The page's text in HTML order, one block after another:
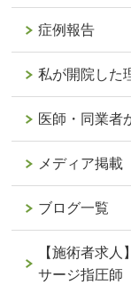
症例報告
私が開院した
医師・同業者
メディア掲載
ブログ一覧
【施術者求
サージ指圧師